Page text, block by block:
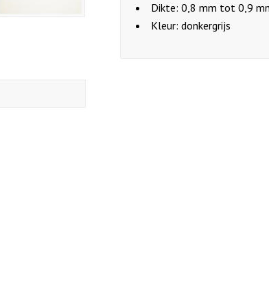
Dikte: 0,8 mm tot 0,9
Kleur: donkergrijs